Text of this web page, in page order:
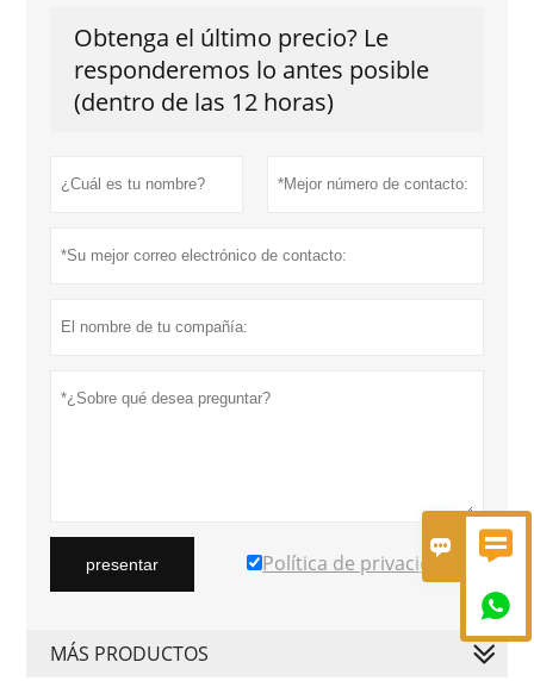
 

Obtenga el último precio? Le
responderemos lo antes posible
(dentro de las 12 horas)
presentar Política de privacidad
MÁS PRODUCTOS